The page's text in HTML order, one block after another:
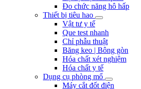
Đo chức năng hô hấp
Thiết bị tiêu hao
Vật tư y tế
Que test nhanh
Chỉ phẫu thuật
Băng keo | Bông gòn
Hóa chất xét nghiệm
Hóa chất y tế
Dụng cụ phòng mổ
Máy cắt đốt điện